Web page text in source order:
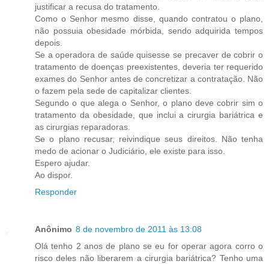
justificar a recusa do tratamento.
Como o Senhor mesmo disse, quando contratou o plano,
não possuia obesidade mórbida, sendo adquirida tempos
depois.
Se a operadora de saúde quisesse se precaver de cobrir o
tratamento de doenças preexistentes, deveria ter requerido
exames do Senhor antes de concretizar a contratação. Não
o fazem pela sede de capitalizar clientes.
Segundo o que alega o Senhor, o plano deve cobrir sim o
tratamento da obesidade, que inclui a cirurgia bariátrica e
as cirurgias reparadoras.
Se o plano recusar, reivindique seus direitos. Não tenha
medo de acionar o Judiciário, ele existe para isso.
Espero ajudar.
Ao dispor.
Responder
Anônimo 8 de novembro de 2011 às 13:08
Olá tenho 2 anos de plano se eu for operar agora corro o
risco deles não liberarem a cirurgia bariátrica? Tenho uma